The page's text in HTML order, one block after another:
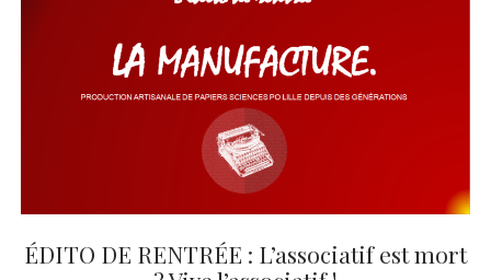
ÉDITO DE RENTRÉE : L’associatif est mort